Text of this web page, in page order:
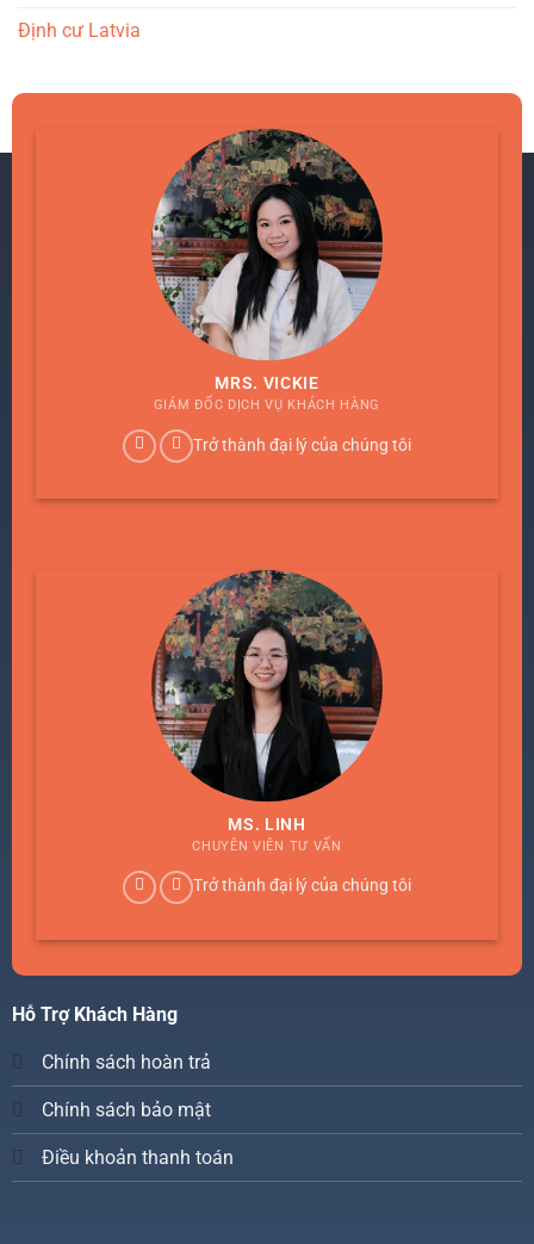
Định cư Latvia
MRS. VICKIE
GIÁM ĐỐC DỊCH VỤ KHÁCH HÀNG
Trở thành đại lý của chúng tôi
MS. LINH
CHUYÊN VIÊN TƯ VẤN
Trở thành đại lý của chúng tôi
Hỗ Trợ Khách Hàng
Chính sách hoàn trả
Chính sách bảo mật
Điều khoản thanh toán